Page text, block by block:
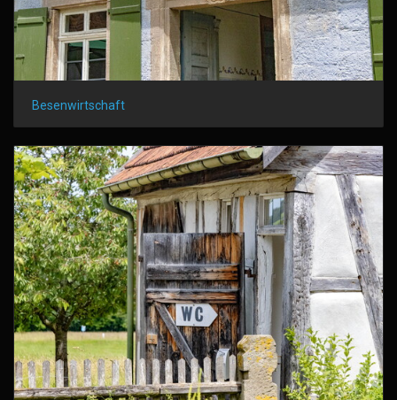
Besenwirtschaft